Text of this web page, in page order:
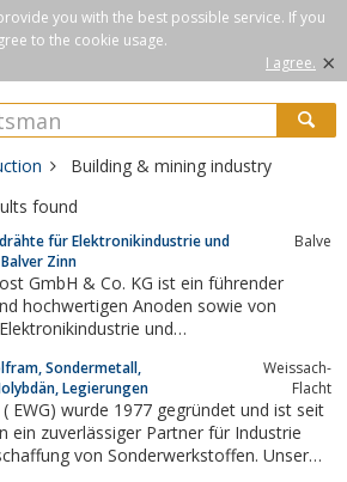
you with the best possible service. If you
to the cookie usage.
I agree. ×
Building & mining industry
found
für Elektronikindustrie und
Zinn
Balve
GmbH & Co. KG ist ein führender
hochwertigen Anoden sowie von
und
Sondermetall,
Legierungen
Weissach-
Flacht
EWG) wurde 1977 gegründet und ist seit
ein zuverlässiger Partner für Industrie
von Sonderwerkstoffen. Unser